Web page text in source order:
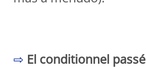
⇨ El conditionnel passé